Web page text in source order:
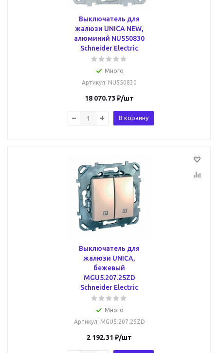
Выключатель для
жалюзи UNICA NEW,
алюминий NU550830
Schneider Electric
Много
Артикул: NU550830
18 070.73 ₽/шт
В корзину
Выключатель для
жалюзи UNICA,
бежевый
MGU5.207.25ZD
Schneider Electric
Много
Артикул: MGU5.207.25ZD
2 192.31 ₽/шт